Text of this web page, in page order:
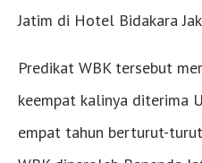
Jatim di Hotel Bidakara
Predikat WBK tersebut
keempat kalinya diterima
empat tahun berturut-